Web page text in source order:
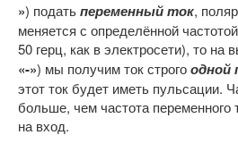
») податьпеременный ток,
меняется с определённой
50 герц, как в электросети), то
«-») мы получим ток строгоодной
этот ток будет иметь пульсации.
больше, чем частота переменного
на вход.